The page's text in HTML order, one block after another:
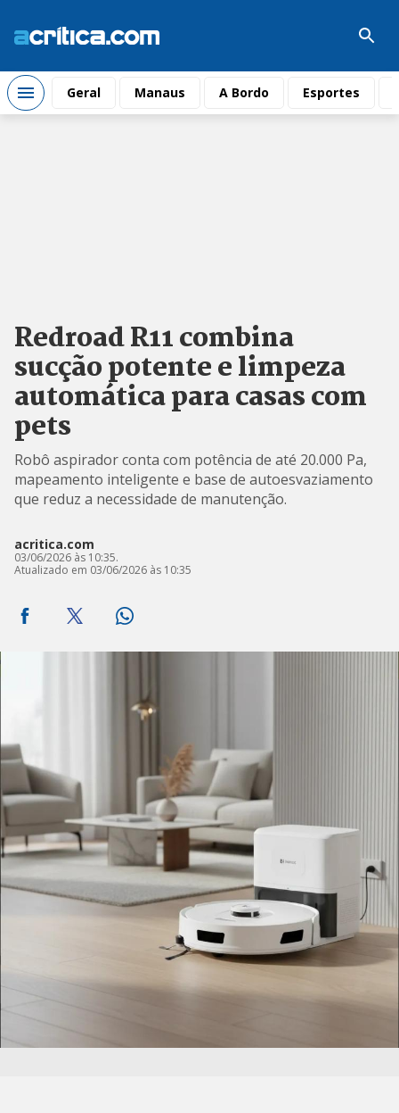
Geral Manaus A Bordo Esportes
Redroad R11 combina
sucção potente e limpeza
automática para casas com
pets
Robô aspirador conta com potência de até 20.000 Pa,
mapeamento inteligente e base de autoesvaziamento
que reduz a necessidade de manutenção.
acritica.com
03/06/2026 às 10:35.
Atualizado em 03/06/2026 às 10:35